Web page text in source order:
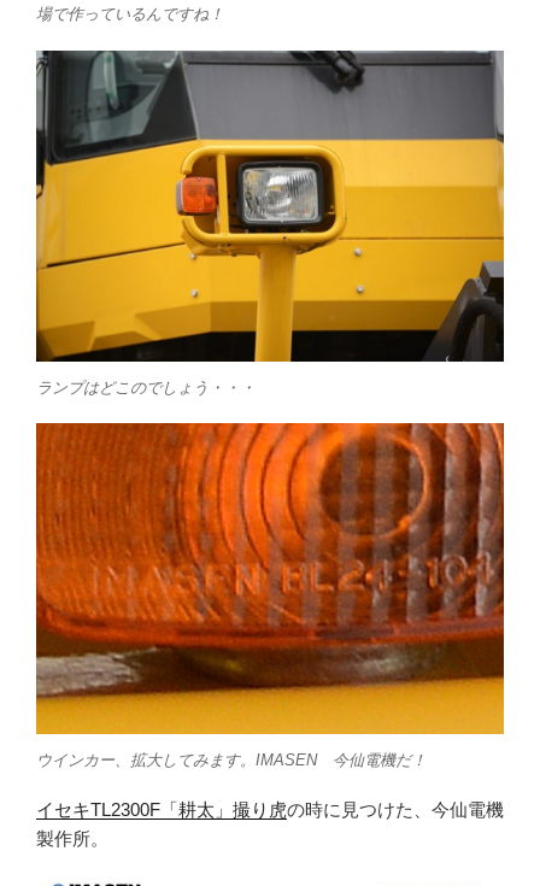
場で作っているんですね！
ランプはどこのでしょう・・・
ウインカー、拡大してみます。IMASEN 今仙電機だ！
イセキTL2300F「耕太」撮り虎の時に見つけた、今仙電機
製作所。